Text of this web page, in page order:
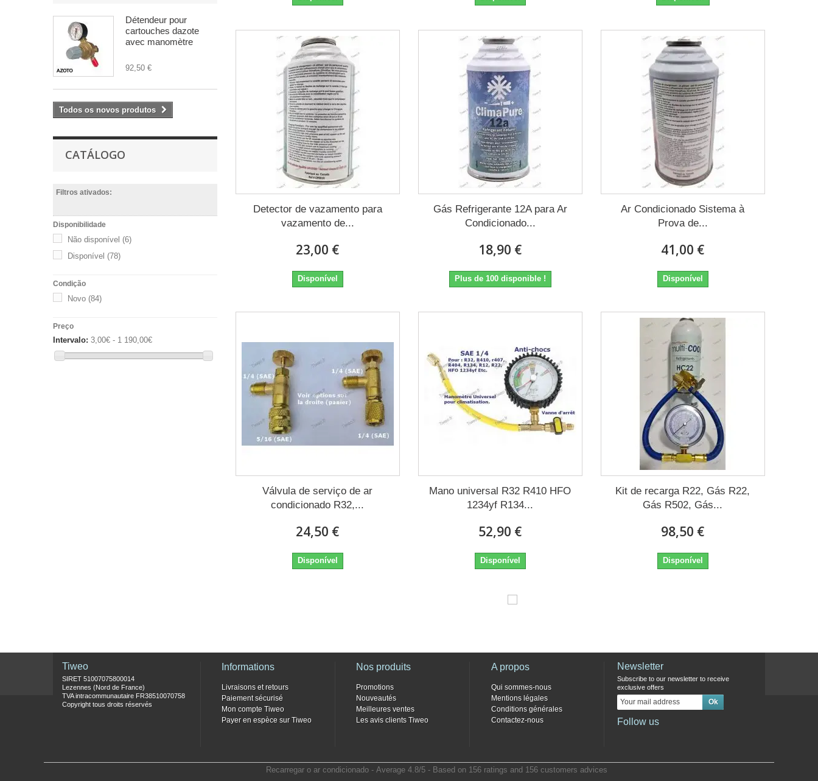
Détendeur pour
cartouches dazote
avec manomètre
92,50 €
Todos os novos produtos
CATÁLOGO
Filtros ativados:
Disponibilidade
Não disponível (6)
Disponível (78)
Condição
Novo (84)
Preço
Intervalo: 3,00€ - 1 190,00€
Detector de vazamento para
vazamento de...
23,00 €
Disponível
Gás Refrigerante 12A para Ar
Condicionado...
18,90 €
Plus de 100 disponible !
Ar Condicionado Sistema à
Prova de...
41,00 €
Disponível
Válvula de serviço de ar
condicionado R32,...
24,50 €
Disponível
Mano universal R32 R410 HFO
1234yf R134...
52,90 €
Disponível
Kit de recarga R22, Gás R22,
Gás R502, Gás...
98,50 €
Disponível
Tiweo
SIRET 51007075800014
Lezennes (Nord de France)
TVA intracommunautaire FR38510070758
Copyright tous droits réservés
Informations
Livraisons et retours
Paiement sécurisé
Mon compte Tiweo
Payer en espèce sur Tiweo
Nos produits
Promotions
Nouveautés
Meilleures ventes
Les avis clients Tiweo
A propos
Qui sommes-nous
Mentions légales
Conditions générales
Contactez-nous
Newsletter
Subscribe to our newsletter to receive
exclusive offers
Follow us
Recarregar o ar condicionado- Average 4.8/5- Based on 156ratings and 156customers advices